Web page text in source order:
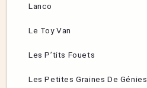
Lanco
Le Toy Van
Les P’tits Fouets
Les Petites Graines De Génies